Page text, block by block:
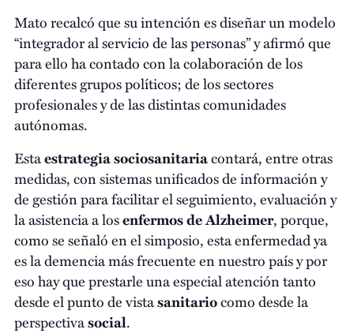
Mato recalcó que su intención es diseñar un modelo
“integrador al servicio de las personas” y afirmó que
para ello ha contado con la colaboración de los
diferentes grupos políticos; de los sectores
profesionales y de las distintas comunidades
autónomas.
Estaestrategia sociosanitariacontará, entre otras
medidas, con sistemas unificados de información y
de gestión para facilitar el seguimiento, evaluación y
la asistencia a losenfermos de Alzheimer, porque,
como se señaló en el simposio, esta enfermedad ya
es la demencia más frecuente en nuestro país y por
eso hay que prestarle una especial atención tanto
desde el punto de vistasanitariocomo desde la
perspectivasocial.